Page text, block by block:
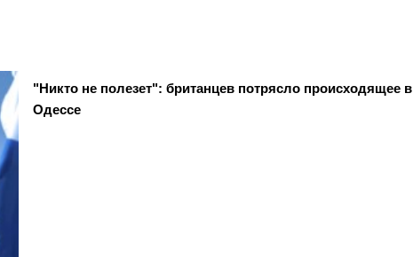
"Никто не полезет": британцев потрясло происходящее в
Одессе